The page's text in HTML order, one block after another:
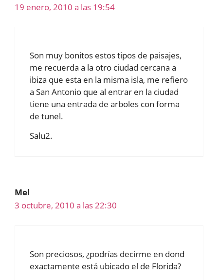
19 enero, 2010 a las 19:54
Son muy bonitos estos tipos de paisajes,
me recuerda a la otro ciudad cercana a
ibiza que esta en la misma isla, me refiero
a San Antonio que al entrar en la ciudad
tiene una entrada de arboles con forma
de tunel.
Salu2.
Mel
3 octubre, 2010 a las 22:30
Son preciosos, ¿podrías decirme en dond
exactamente está ubicado el de Florida?